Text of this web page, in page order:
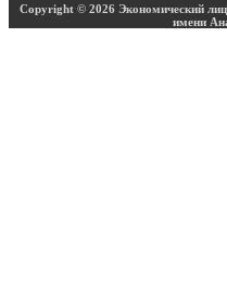
Copyright © 2026 Экономический
имени